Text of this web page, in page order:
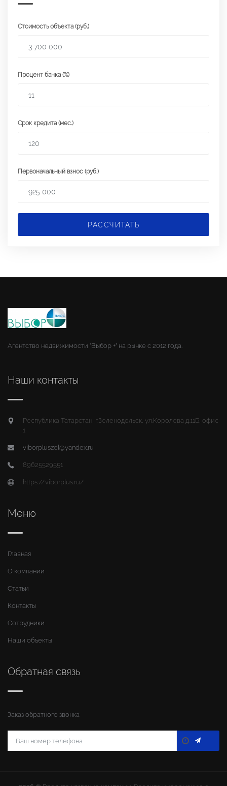
Стоимость объекта (руб.)
Процент банка (%)
Срок кредита (мес.)
Первоначальный взнос (руб.)
РАССЧИТАТЬ
Агентство недвижимости "Выбор +" на рынке с 2012 года.
Наши контакты
Республика Татарстан, г.Зеленодольск, ул.Королева д.11Б, офис
1
viborpluszel@yandex.ru
89625529551
https://viborplus.ru/
Меню
Главная
О компании
Статьи
Контакты
Сотрудники
Наши объекты
Обратная связь
Заказ обратного звонка